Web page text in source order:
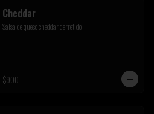
Cheddar
Salsa de queso cheddar derretido
$900